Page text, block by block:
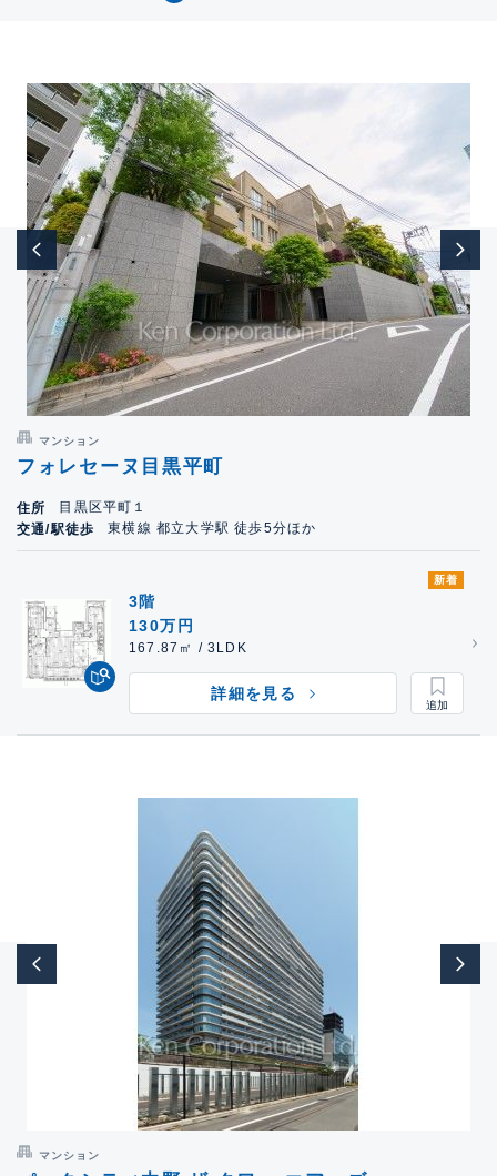
マンション
フォレセーヌ目黒平町
住所
目黒区平町１
交通/駅徒歩
東横線 都立大学駅 徒歩5分ほか
新着
3階
130万円
167.87㎡ / 3LDK
詳細を見る
マンション